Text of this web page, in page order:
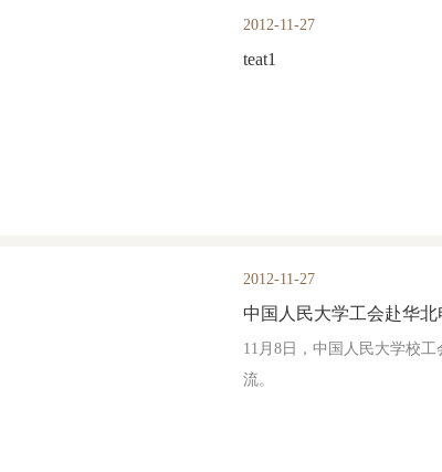
2012-11-27
teat1
2012-11-27
中国人民大学工会赴华
11月8日，中国人民大学校
流。